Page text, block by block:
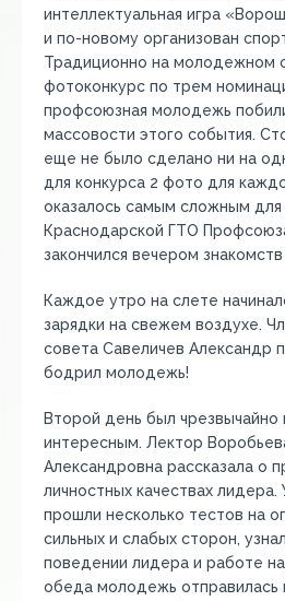
интеллектуальная игра
и по-новому организован
Традиционно на молодежном
фотоконкурс по трем
профсоюзная молодежь
массовости этого события.
еще не было сделано ни на
для конкурса 2 фото для
оказалось самым сложным для
Краснодарской ГТО
закончился вечером
Каждое утро на слете
зарядки на свежем воздухе.
совета Савеличев Александр
бодрил молодежь!
Второй день был чрезвычайно
интересным. Лектор
Александровна рассказала о
личностных качествах лидера.
прошли несколько тестов на
сильных и слабых сторон,
поведении лидера и работе
обеда молодежь отправилась